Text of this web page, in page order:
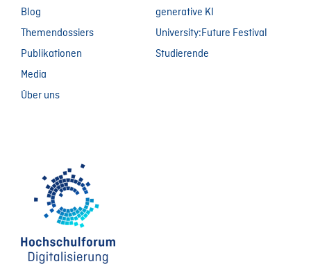
Blog
Themendossiers
Publikationen
Media
Über uns
generative KI
University:Future Festival
Studierende